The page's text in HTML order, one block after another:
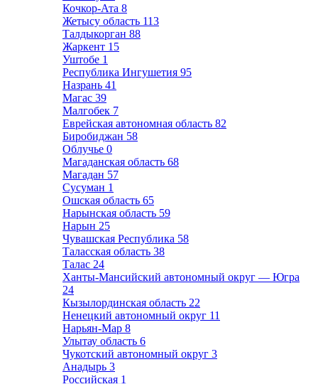
Кочкор-Ата 8
Жетысу область 113
Талдыкорган 88
Жаркент 15
Уштобе 1
Республика Ингушетия 95
Назрань 41
Магас 39
Малгобек 7
Еврейская автономная область 82
Биробиджан 58
Облучье 0
Магаданская область 68
Магадан 57
Сусуман 1
Ошская область 65
Нарынская область 59
Нарын 25
Чувашская Республика 58
Таласская область 38
Талас 24
Ханты-Мансийский автономный округ — Югра
24
Кызылординская область 22
Ненецкий автономный округ 11
Нарьян-Мар 8
Улытау область 6
Чукотский автономный округ 3
Анадырь 3
Российская 1